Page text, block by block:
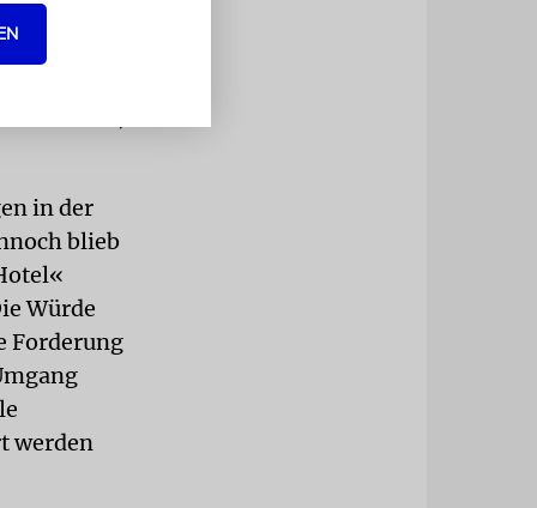
in der
blieb
Würde
Forderung
werden